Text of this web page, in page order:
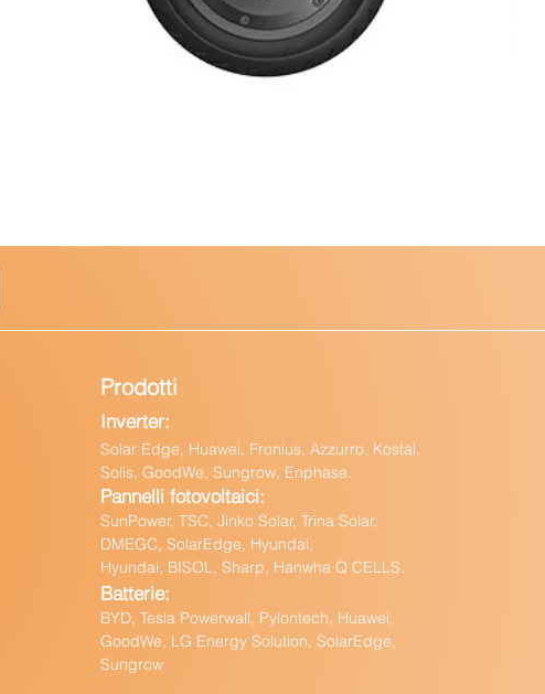
Prodotti
Inverter:
Solar Edge, Huawei, Fronius, Azzurro, Kostal,
Solis, GoodWe, Sungrow, Enphase.
Pannelli fotovoltaici:
SunPower, TSC, Jinko Solar, Trina Solar,
DMEGC, SolarEdge, Hyundai,
Hyundai, BISOL, Sharp, Hanwha Q CELLS.
Batterie:
BYD, Tesla Powerwall, Pylontech, Huawei,
GoodWe, LG Energy Solution, SolarEdge,
Sungrow